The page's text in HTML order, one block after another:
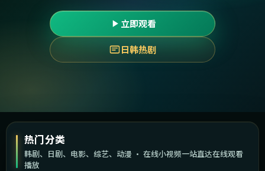
立即观看
日韩热剧
热门分类
韩剧、日剧、电影、综艺、动漫 · 在线小视频一站直达在线观看
播放